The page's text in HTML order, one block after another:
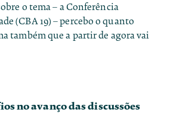
o tema – a Conferência
(CBA 19) – percebo o quanto
também que a partir de agora vai
no avanço das discussões